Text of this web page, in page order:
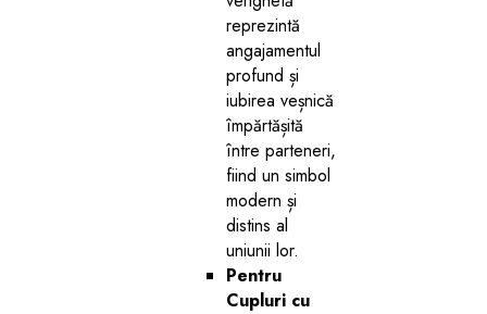
reprezintă
angajamentul
profund și
iubirea veșnică
împărtășită
între parteneri,
fiind un simbol
modern și
distins al
uniunii lor.
Pentru
Cupluri cu